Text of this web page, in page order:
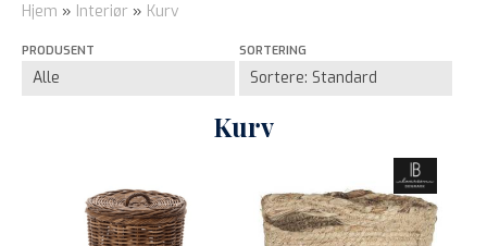
Hjem » Interiør » Kurv
PRODUSENT SORTERING
Kurv